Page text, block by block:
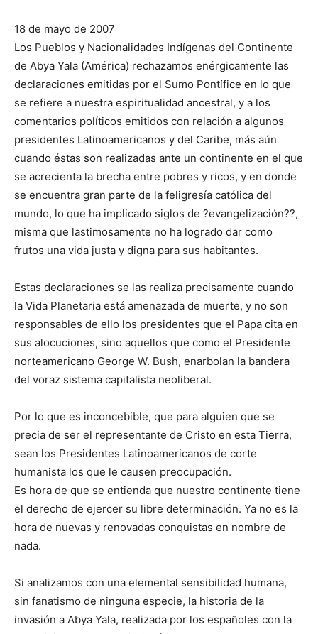
18 de mayo de 2007
Los Pueblos y Nacionalidades Indígenas del Continente
de Abya Yala (América) rechazamos enérgicamente las
declaraciones emitidas por el Sumo Pontífice en lo que
se refiere a nuestra espiritualidad ancestral, y a los
comentarios políticos emitidos con relación a algunos
presidentes Latinoamericanos y del Caribe, más aún
cuando éstas son realizadas ante un continente en el que
se acrecienta la brecha entre pobres y ricos, y en donde
se encuentra gran parte de la feligresía católica del
mundo, lo que ha implicado siglos de ?evangelización??,
misma que lastimosamente no ha logrado dar como
frutos una vida justa y digna para sus habitantes.
Estas declaraciones se las realiza precisamente cuando
la Vida Planetaria está amenazada de muerte, y no son
responsables de ello los presidentes que el Papa cita en
sus alocuciones, sino aquellos que como el Presidente
norteamericano George W. Bush, enarbolan la bandera
del voraz sistema capitalista neoliberal.
Por lo que es inconcebible, que para alguien que se
precia de ser el representante de Cristo en esta Tierra,
sean los Presidentes Latinoamericanos de corte
humanista los que le causen preocupación.
Es hora de que se entienda que nuestro continente tiene
el derecho de ejercer su libre determinación. Ya no es la
hora de nuevas y renovadas conquistas en nombre de
nada.
Si analizamos con una elemental sensibilidad humana,
sin fanatismo de ninguna especie, la historia de la
invasión a Abya Yala, realizada por los españoles con la